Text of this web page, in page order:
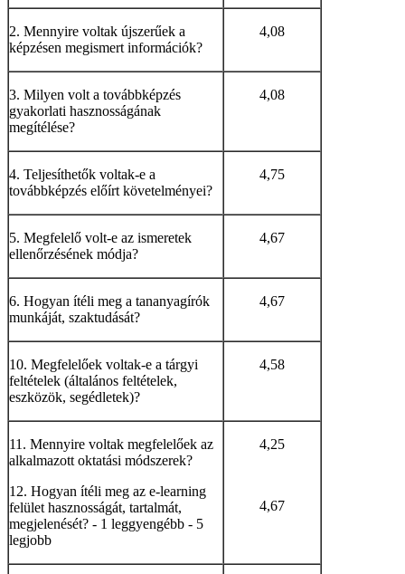
2. Mennyire voltak újszerűek a
képzésen megismert információk?
4,08
3. Milyen volt a továbbképzés
gyakorlati hasznosságának
megítélése?
4,08
4. Teljesíthetők voltak-e a
továbbképzés előírt követelményei?
4,75
5. Megfelelő volt-e az ismeretek
ellenőrzésének módja?
4,67
6. Hogyan ítéli meg a tananyagírók
munkáját, szaktudását?
4,67
10. Megfelelőek voltak-e a tárgyi
feltételek (általános feltételek,
eszközök, segédletek)?
4,58
11. Mennyire voltak megfelelőek az
alkalmazott oktatási módszerek?
12. Hogyan ítéli meg az e-learning
felület hasznosságát, tartalmát,
megjelenését? - 1 leggyengébb - 5
legjobb
4,25
4,67